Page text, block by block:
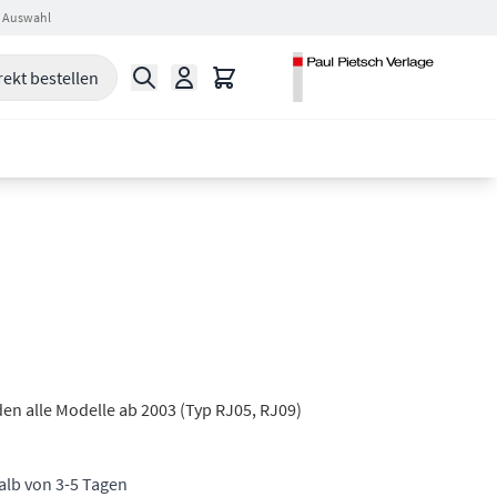
Auswahl
bestellen Suche Warenkorb
alle Modelle ab 2003 (Typ RJ05, RJ09)
von 3-5 Tagen